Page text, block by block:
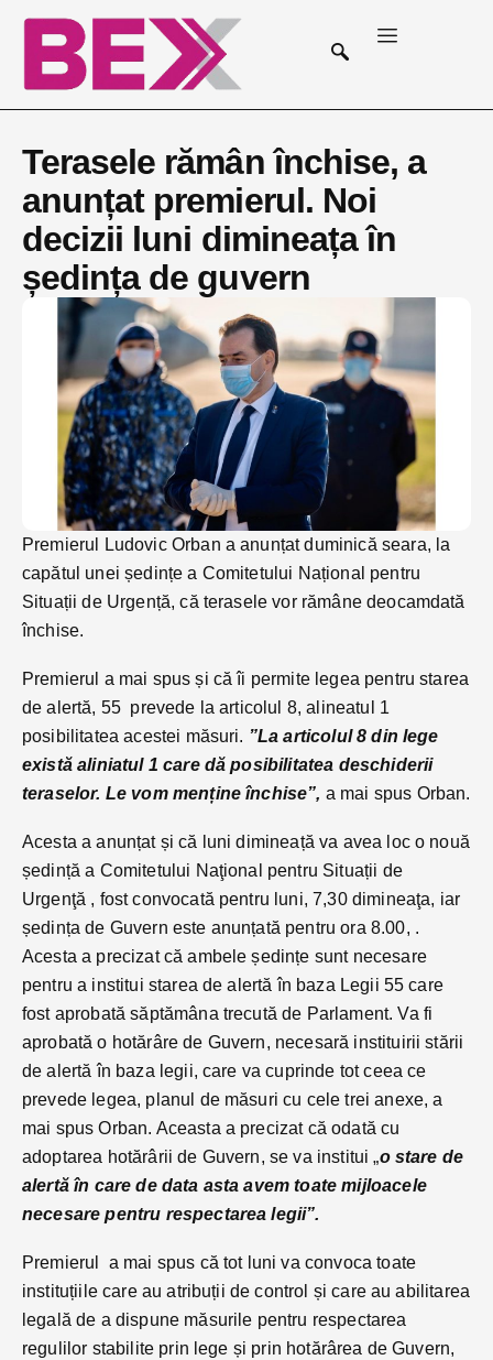
Terasele rămân închise, a
anunțat premierul. Noi
decizii luni dimineața în
ședința de guvern
Premierul Ludovic Orban a anunțat duminică seara, la
capătul unei ședințe a Comitetului Național pentru
Situații de Urgență, că terasele vor rămâne deocamdată
închise.
Premierul a mai spus și că îi permite legea pentru starea
de alertă, 55 prevede la articolul 8, alineatul 1
posibilitatea acestei măsuri. ”La articolul 8 din lege
există aliniatul 1 care dă posibilitatea deschiderii
teraselor. Le vom menține închise”, a mai spus Orban.
Acesta a anunțat și că luni dimineață va avea loc o nouă
ședință a Comitetului Naţional pentru Situații de
Urgenţă , fost convocată pentru luni, 7,30 dimineaţa, iar
ședința de Guvern este anunțată pentru ora 8.00, .
Acesta a precizat că ambele ședințe sunt necesare
pentru a institui starea de alertă în baza Legii 55 care
fost aprobată săptămâna trecută de Parlament. Va fi
aprobată o hotărâre de Guvern, necesară instituirii stării
de alertă în baza legii, care va cuprinde tot ceea ce
prevede legea, planul de măsuri cu cele trei anexe, a
mai spus Orban. Aceasta a precizat că odată cu
adoptarea hotărârii de Guvern, se va institui „o stare de
alertă în care de data asta avem toate mijloacele
necesare pentru respectarea legii”.
Premierul a mai spus că tot luni va convoca toate
instituțiile care au atribuții de control și care au abilitarea
legală de a dispune măsurile pentru respectarea
regulilor stabilite prin lege și prin hotărârea de Guvern,